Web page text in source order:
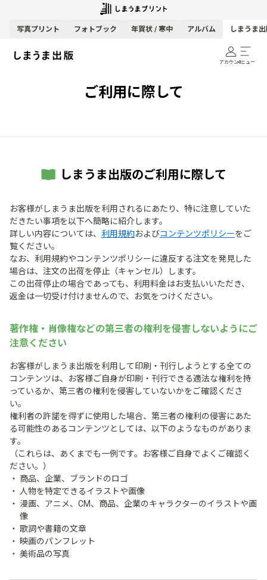
写真プリント フォトブック 年賀状 / 寒中 アルバム しまうま
アカウントメニュー
ご利用に際して
しまうま出版のご利用に際して
お客様がしまうま出版を利用されるにあたり、特に注意していた
だきたい事項を以下へ簡略に紹介します。
詳しい内容については、 利用規約およびコンテンツポリシーをご
覧ください。
なお、利用規約やコンテンツポリシーに違反する注文を発見した
場合は、注文の出荷を停止（キャンセル）します。
この出荷停止の場合であっても、利用料金はお支払いいただき、
返金は一切受け付けませんので、お気をつけください。
著作権・肖像権などの第三者の権利を侵害しないようにご
注意ください
お客様がしまうま出版を利用して印刷・刊行しようとする全ての
コンテンツは、お客様ご自身が印刷・刊行できる適法な権利を持
っているか、第三者の権利を侵害していないかをご確認くださ
い。
権利者の許諾を得ずに使用した場合、第三者の権利の侵害にあた
る可能性のあるコンテンツとしては、以下のようなものがありま
す。
（これらは、あくまでも一例です。お客様ご自身でよくご確認く
ださい。）
商品、企業、ブランドのロゴ
人物を特定できるイラストや画像
漫画、アニメ、CM、商品、企業のキャラクターのイラストや画
像
歌詞や書籍の文章
映画のパンフレット
美術品の写真